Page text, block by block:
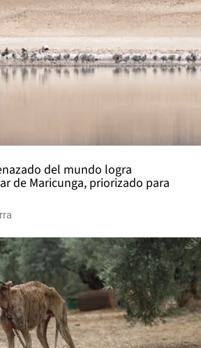
del mundo logra
de Maricunga, priorizado para